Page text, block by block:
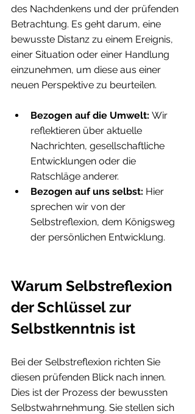
des Nachdenkens und der prüfenden
Betrachtung. Es geht darum, eine
bewusste Distanz zu einem Ereignis,
einer Situation oder einer Handlung
einzunehmen, um diese aus einer
neuen Perspektive zu beurteilen.
Bezogen auf die Umwelt: Wir
reflektieren über aktuelle
Nachrichten, gesellschaftliche
Entwicklungen oder die
Ratschläge anderer.
Bezogen auf uns selbst: Hier
sprechen wir von der
Selbstreflexion, dem Königsweg
der persönlichen Entwicklung.
Warum Selbstreflexion
der Schlüssel zur
Selbstkenntnis ist
Bei der Selbstreflexion richten Sie
diesen prüfenden Blick nach innen.
Dies ist der Prozess der bewussten
Selbstwahrnehmung. Sie stellen sich